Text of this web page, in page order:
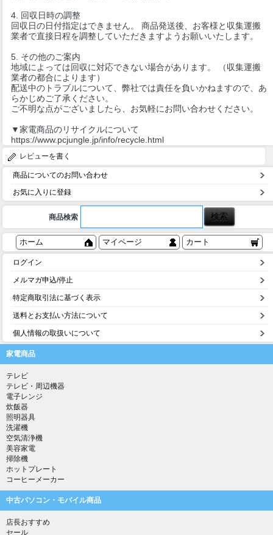
4. 回収日時の調整
回収日の日付指定はできません。 商品発送後、お客様と収集運搬
業者で直接日程を調整していただきますようお願いいたします。
5. その他のご案内
地域によっては回収に対応できない場合があります。 （収集運搬
業者の都合によります）
配送中のトラブルについて、弊社では責任を負いかねますので、あ
らかじめご了承ください。
ご不明な点がございましたら、お気軽にお問い合わせください。
▼家電商品のリサイクルについて
https://www.pcjungle.jp/info/recycle.html
レビューを書く
商品についてのお問い合わせ
お気に入りに登録
商品検索
ホーム マイページ カート
ログイン
メルマガ申込/停止
特定商取引法に基づく表示
送料とお支払い方法について
個人情報の取扱いについて
家電商品
テレビ
テレビ・周辺機器
電子レンジ
炊飯器
照明器具
洗濯機
空気清浄機
美容家電
掃除機
ホットプレート
コーヒーメーカー
中古パソコン・モバイル商品
店長おすすめ
セール